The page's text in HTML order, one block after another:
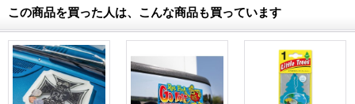
この商品を買った人は、こんな商品も買っています